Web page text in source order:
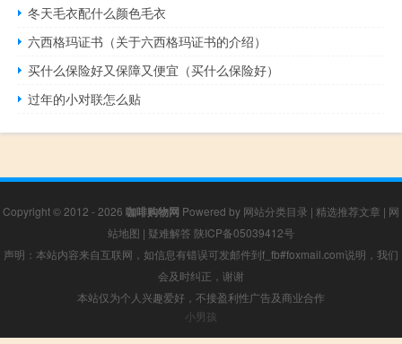
冬天毛衣配什么颜色毛衣
六西格玛证书（关于六西格玛证书的介绍）
买什么保险好又保障又便宜（买什么保险好）
过年的小对联怎么贴
Copyright © 2012 - 2026 咖啡购物网 Powered by 网站分类目录 | 精选推荐文章 | 网
站地图 | 疑难解答 陕ICP备05039412号
声明：本站内容来自互联网，如信息有错误可发邮件到f_fb#foxmail.com说明，我们
会及时纠正，谢谢
本站仅为个人兴趣爱好，不接盈利性广告及商业合作
小男孩